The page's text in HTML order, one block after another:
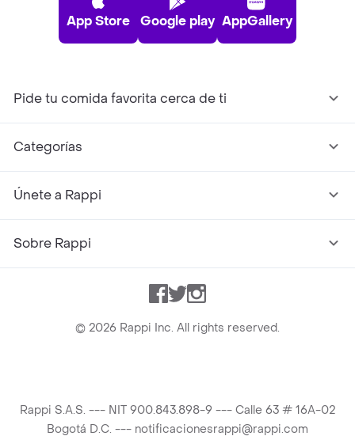
App Store Google play AppGallery
Pide tu comida favorita cerca de ti
Categorías
Únete a Rappi
Sobre Rappi
Facebook
TwitterInstagram
© 2026 Rappi Inc. All rights reserved.
Rappi S.A.S. --- NIT 900.843.898-9 --- Calle 63 # 16A-02
Bogotá D.C. --- notificacionesrappi@rappi.com